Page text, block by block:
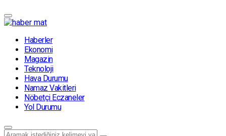
Haberler
Ekonomi
Magazin
Teknoloji
Hava Durumu
Namaz Vakitleri
Nöbetçi Eczaneler
Yol Durumu